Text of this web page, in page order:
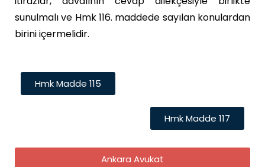
sunulmalı ve Hmk 116. maddede sayılan konulardan
birini içermelidir.
Hmk Madde 115
Hmk Madde 117
Ankara Avukat